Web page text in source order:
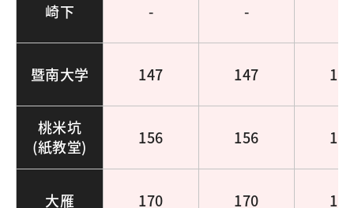
崎下 - -
暨南大学 147 147 147
桃米坑
(紙教堂)
156 156 156
大雁 170 170 170